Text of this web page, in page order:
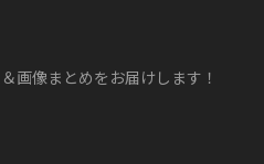
画像まとめをお届けします！